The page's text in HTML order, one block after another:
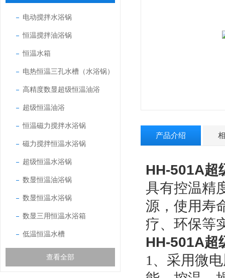
电动搅拌水浴锅
恒温搅拌油浴锅
恒温水箱
电热恒温三孔水槽（水浴锅）
高精度数显超级恒温油浴
超级恒温油浴
恒温磁力搅拌水浴锅
磁力搅拌恒温水浴锅
超级恒温水浴锅
数显恒温油浴锅
数显恒温水浴锅
数显三用恒温水浴箱
低温恒温水槽
查看全部
产品介绍
HH-501A超
具有控温精
源，使用寿
疗、环保等
HH-501A超
1、 采用微